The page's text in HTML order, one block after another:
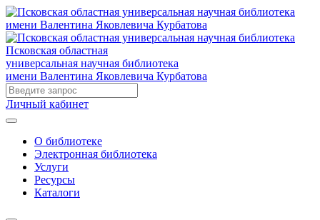
Псковская областная
универсальная научная библиотека
имени Валентина Яковлевича Курбатова
Личный кабинет
О библиотеке
Электронная библиотека
Услуги
Ресурсы
Каталоги